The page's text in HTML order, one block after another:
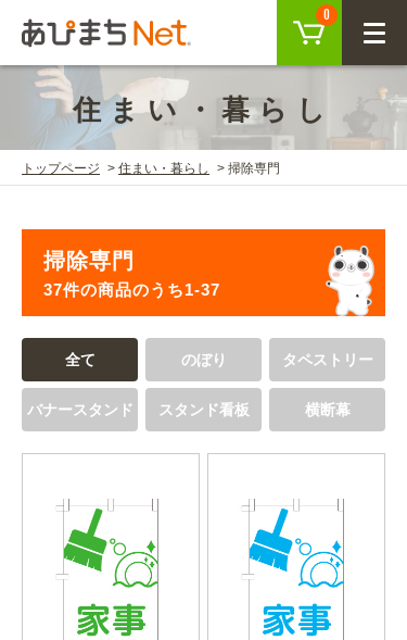
0
CLOSE
ログイン
会員登録
商品を探す
SEARCH
KEYWORD
チュクミ 韓国グルメ 駐車場
CATEGORY
飲食 住まい・暮らし
ご利用ガイド
取り扱い商品一覧
既製デザイン商品注文方法
BEGINNER'S GUIDE
初めての方へ トップ
住まい・暮らし
トップページ 住まい・暮らし 掃除専門
掃除専門
37件の商品のうち1-37
全て のぼり タペストリー
バナースタンド スタンド看板 横断幕